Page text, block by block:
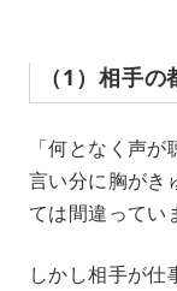
（1）相手
「何となく声
言い分に胸がき
ては間違ってい
しかし相手が仕